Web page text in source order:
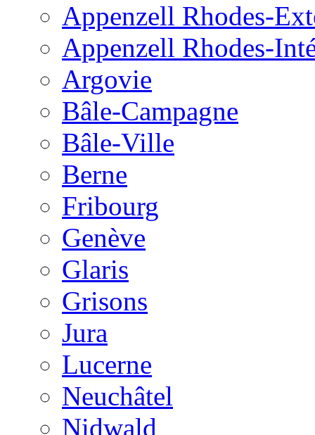
Appenzell Rhodes-
Appenzell Rhodes-
Argovie
Bâle-Campagne
Bâle-Ville
Berne
Fribourg
Genève
Glaris
Grisons
Jura
Lucerne
Neuchâtel
Nidwald